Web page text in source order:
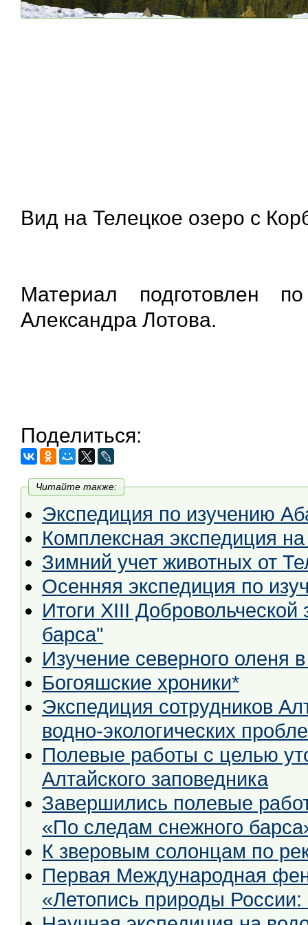
Вид на Телецкое озеро с
Материал подготовлен
Александра Лотова.
Поделиться:
Читайте также:
Экспедиция по изучению
Комплексная экспедиция
Зимний учет животных от
Осенняя экспедиция по
Итоги XIII
барса"
Изучение северного оленя
Богояшские хроники*
Экспедиция сотрудников
водно-экологических
Полевые работы с целью
Алтайского заповедника
Завершились полевые
«По следам снежного
К зверовым солонцам по
Первая Международная
«Летопись природы